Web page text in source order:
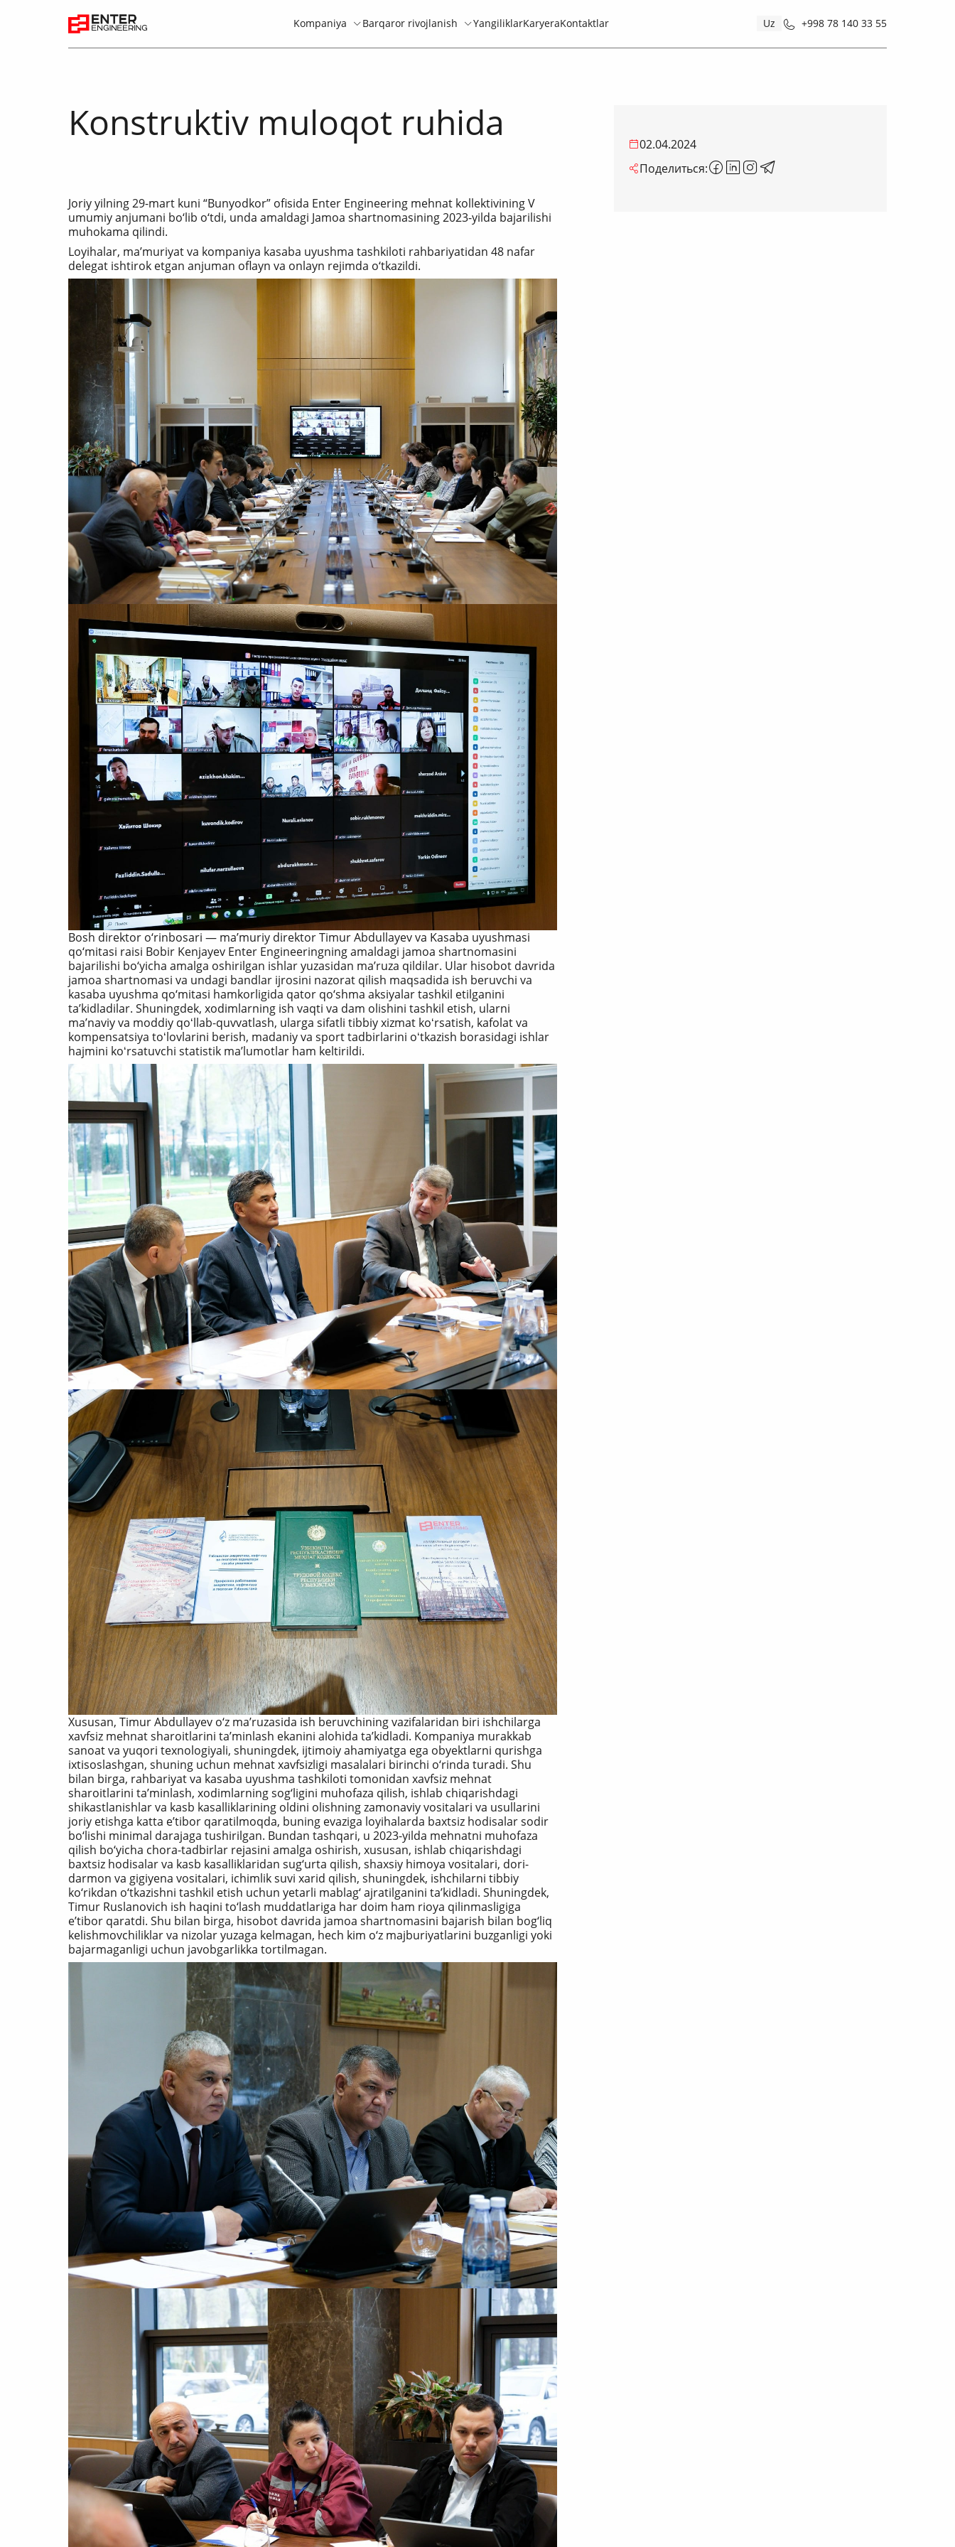
Kompaniya Barqaror rivojlanish YangiliklarKaryeraKontaktlar Uz +998 78 140 33 55
Konstruktiv muloqot ruhida
Joriy yilning 29-mart kuni “Bunyodkor” ofisida Enter Engineering mehnat kollektivining V
umumiy anjumani bo‘lib o‘tdi, unda amaldagi Jamoa shartnomasining 2023-yilda bajarilishi
muhokama qilindi.
Loyihalar, ma’muriyat va kompaniya kasaba uyushma tashkiloti rahbariyatidan 48 nafar
delegat ishtirok etgan anjuman oflayn va onlayn rejimda o‘tkazildi.
Bosh direktor o‘rinbosari — ma’muriy direktor Timur Abdullayev va Kasaba uyushmasi
qo‘mitasi raisi Bobir Kenjayev Enter Engineeringning amaldagi jamoa shartnomasini
bajarilishi bo‘yicha amalga oshirilgan ishlar yuzasidan ma’ruza qildilar. Ular hisobot davrida
jamoa shartnomasi va undagi bandlar ijrosini nazorat qilish maqsadida ish beruvchi va
kasaba uyushma qo‘mitasi hamkorligida qator qo‘shma aksiyalar tashkil etilganini
ta’kidladilar. Shuningdek, xodimlarning ish vaqti va dam olishini tashkil etish, ularni
maʼnaviy va moddiy qoʻllab-quvvatlash, ularga sifatli tibbiy xizmat koʻrsatish, kafolat va
kompensatsiya toʻlovlarini berish, madaniy va sport tadbirlarini oʻtkazish borasidagi ishlar
hajmini koʻrsatuvchi statistik maʼlumotlar ham keltirildi.
Xususan, Timur Abdullayev o‘z ma’ruzasida ish beruvchining vazifalaridan biri ishchilarga
xavfsiz mehnat sharoitlarini ta’minlash ekanini alohida ta’kidladi. Kompaniya murakkab
sanoat va yuqori texnologiyali, shuningdek, ijtimoiy ahamiyatga ega obyektlarni qurishga
ixtisoslashgan, shuning uchun mehnat xavfsizligi masalalari birinchi o‘rinda turadi. Shu
bilan birga, rahbariyat va kasaba uyushma tashkiloti tomonidan xavfsiz mehnat
sharoitlarini ta’minlash, xodimlarning sog‘ligini muhofaza qilish, ishlab chiqarishdagi
shikastlanishlar va kasb kasalliklarining oldini olishning zamonaviy vositalari va usullarini
joriy etishga katta e’tibor qaratilmoqda, buning evaziga loyihalarda baxtsiz hodisalar sodir
bo‘lishi minimal darajaga tushirilgan. Bundan tashqari, u 2023-yilda mehnatni muhofaza
qilish bo‘yicha chora-tadbirlar rejasini amalga oshirish, xususan, ishlab chiqarishdagi
baxtsiz hodisalar va kasb kasalliklaridan sug‘urta qilish, shaxsiy himoya vositalari, dori-
darmon va gigiyena vositalari, ichimlik suvi xarid qilish, shuningdek, ishchilarni tibbiy
ko‘rikdan o‘tkazishni tashkil etish uchun yetarli mablag‘ ajratilganini ta’kidladi. Shuningdek,
Timur Ruslanovich ish haqini to‘lash muddatlariga har doim ham rioya qilinmasligiga
e’tibor qaratdi. Shu bilan birga, hisobot davrida jamoa shartnomasini bajarish bilan bog‘liq
kelishmovchiliklar va nizolar yuzaga kelmagan, hech kim o‘z majburiyatlarini buzganligi yoki
bajarmaganligi uchun javobgarlikka tortilmagan.
02.04.2024
Поделиться: